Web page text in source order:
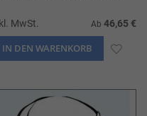
MwSt. Ab 46,65 €
IN DEN WARENKORB ZUR